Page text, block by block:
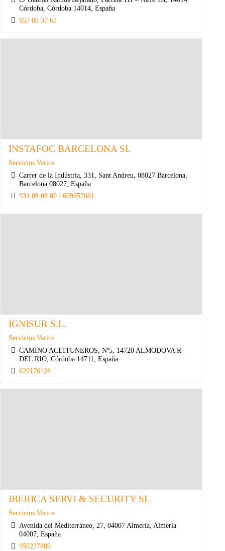
Córdoba, Córdoba 14014, España
957 08 37 63
INSTAFOC BARCELONA SL
Servicios Varios
Carrer de la Indústria, 331, Sant Andreu, 08027 Barcelona,
Barcelona 08027, España
934 08 08 80 / 609657061
IGNISUR S.L.
Servicios Varios
CAMINO ACEITUNEROS, Nº5, 14720 ALMODOVA R
DEL RIO, Córdoba 14711, España
629176128
IBERICA SERVI & SECURITY SL
Servicios Varios
Avenida del Mediterráneo, 27, 04007 Almería, Almería
04007, España
950227889